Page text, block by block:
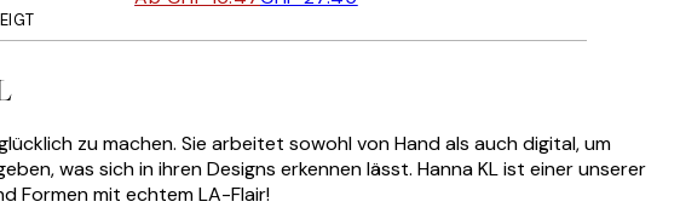
zu machen. Sie arbeitet sowohl von Hand als auch digital, um
was sich in ihren Designs erkennen lässt. Hanna KL ist einer unserer
Formen mit echtem LA-Flair!